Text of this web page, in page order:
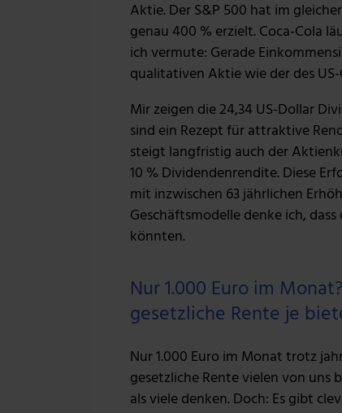
Aktie. Der S&P 500 hat im
genau 400 % erzielt. Coca-Cola
ich vermute: Gerade
qualitativen Aktie wie der des
Mir zeigen die 24,34 US-Dollar
sind ein Rezept für attraktive
steigt langfristig auch der
10 % Dividendenrendite. Diese
mit inzwischen 63 jährlichen
Geschäftsmodelle denke ich,
könnten.
Nur 1.000 Euro im
gesetzliche Rente je
Nur 1.000 Euro im Monat trotz
gesetzliche Rente vielen von uns
als viele denken. Doch: Es gibt